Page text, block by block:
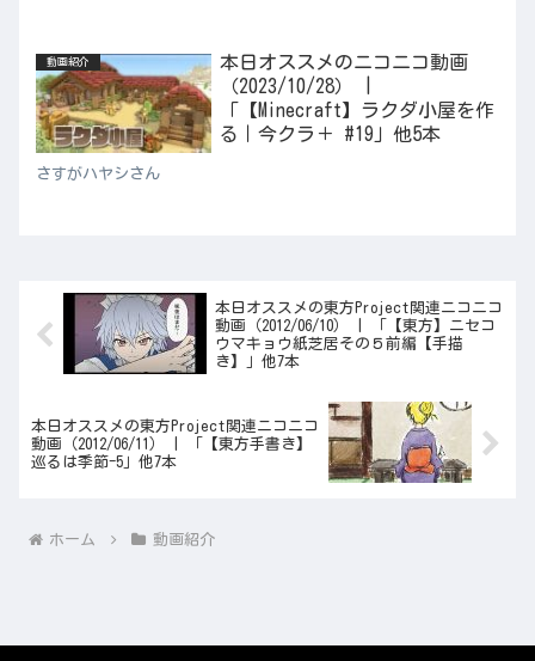
動画紹介
本日オススメのニコニコ動画
（2023/10/28） |
「【Minecraft】ラクダ小屋を作
る｜今クラ＋ #19」他5本
さすがハヤシさん
本日オススメの東方Project関連ニコニコ
動画（2012/06/10） | 「【東方】ニセコ
ウマキョウ紙芝居その５前編【手描
き】」他7本
本日オススメの東方Project関連ニコニコ
動画（2012/06/11） | 「【東方手書き】
巡るは季節-5」他7本
ホーム 動画紹介